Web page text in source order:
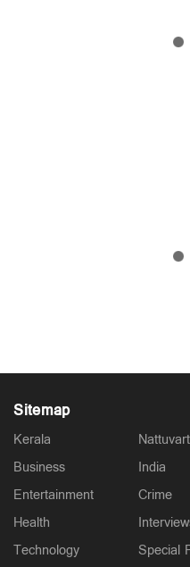
‘‘പ്രതിപക്ഷത്തിന്റേത്
മുന്‍ സര്‍ക്കാരിന്റെ
Sitemap
Kerala
Business
Entertainment
Health
Technology
India
Crime
Special